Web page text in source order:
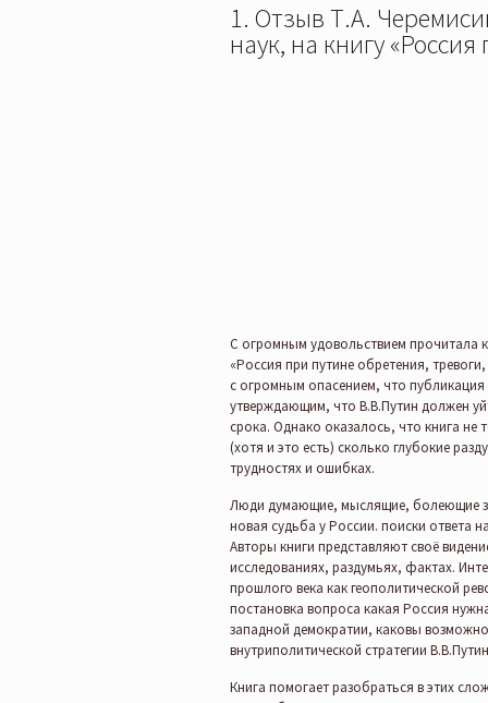
1. Отзыв Т.А.
наук, на книгу
С огромным удовольствием прочитала
«Россия при путине обретения,
с огромным опасением, что
утверждающим, что В.В.Путин должен
срока. Однако оказалось, что книга не
(хотя и это есть) сколько глубокие
трудностях и ошибках.
Люди думающие, мыслящие, болеющие
новая судьба у России. поиски ответа
Авторы книги представляют своё
исследованиях, раздумьях, фактах.
прошлого века как геополитической
постановка вопроса какая Россия
западной демократии, каковы
внутриполитической стратегии
Книга помогает разобраться в этих